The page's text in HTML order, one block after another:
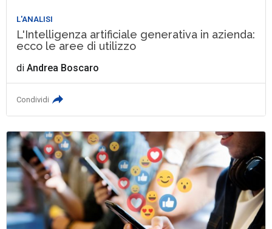
L'ANALISI
L'Intelligenza artificiale generativa in azienda:
ecco le aree di utilizzo
diAndrea Boscaro
Condividi